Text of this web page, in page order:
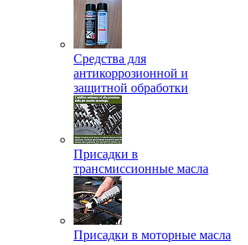
Средства для
антикоррозионной и
защитной обработки
Присадки в
трансмиссионные масла
Присадки в моторные масла